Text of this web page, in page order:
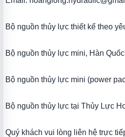
Bộ nguồn thủy lực thiết kế theo
Bộ nguồn thủy lực mini, Hàn Quốc
Bộ nguồn thủy lực mini (power
Bộ nguồn thủy lực tại Thủy Lực
Quý khách vui lòng liên hệ trực